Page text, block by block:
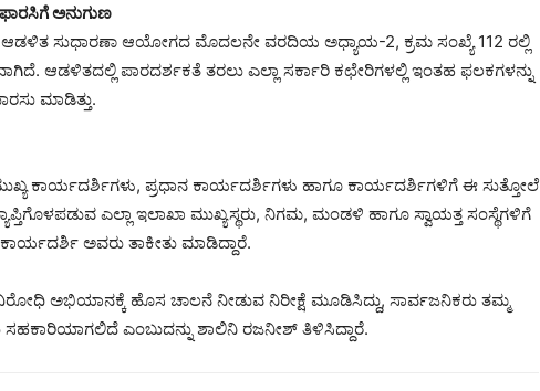
ಅನುಗುಣ
ಸುಧಾರಣಾ ಆಯೋಗದ ಮೊದಲನೇ ವರದಿಯ ಅಧ್ಯಾಯ-2, ಕ್ರಮ ಸಂಖ್ಯೆ 112 ರಲ್ಲಿ
ಆಡಳಿತದಲ್ಲಿ ಪಾರದರ್ಶಕತೆ ತರಲು ಎಲ್ಲಾ ಸರ್ಕಾರಿ ಕಛೇರಿಗಳಲ್ಲಿ ಇಂತಹ ಫಲಕಗಳನ್ನು
ಮಾಡಿತ್ತು.
ಕಾರ್ಯದರ್ಶಿಗಳು, ಪ್ರಧಾನ ಕಾರ್ಯದರ್ಶಿಗಳು ಹಾಗೂ ಕಾರ್ಯದರ್ಶಿಗಳಿಗೆ ಈ ಸುತ್ತೋಲೆ
ಎಲ್ಲಾ ಇಲಾಖಾ ಮುಖ್ಯಸ್ಥರು, ನಿಗಮ, ಮಂಡಳಿ ಹಾಗೂ ಸ್ವಾಯತ್ತ ಸಂಸ್ಥೆಗಳಿಗೆ
ಅವರು ತಾಕೀತು ಮಾಡಿದ್ದಾರೆ.
ವಿರೋಧಿ ಅಭಿಯಾನಕ್ಕೆ ಹೊಸ ಚಾಲನೆ ನೀಡುವ ನಿರೀಕ್ಷೆ ಮೂಡಿಸಿದ್ದು, ಸಾರ್ವಜನಿಕರು ತಮ್ಮ
ಸಹಕಾರಿಯಾಗಲಿದೆ ಎಂಬುದನ್ನು ಶಾಲಿನಿ ರಜನೀಶ್ ತಿಳಿಸಿದ್ದಾರೆ.